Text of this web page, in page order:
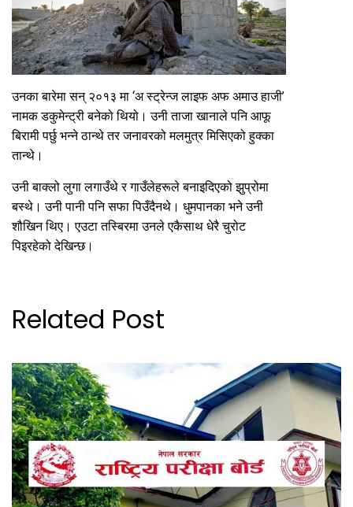
उनका बारेमा सन् २०१३ मा ‘अ स्ट्रेन्ज लाइफ अफ अमाउ हाजी’
नामक डकुमेन्ट्री बनेको थियो। उनी ताजा खानाले पनि आफू
बिरामी पर्छु भन्ने ठान्थे तर जनावरको मलमुत्र मिसिएको हुक्का
तान्थे।
उनी बाक्लो लुगा लगाउँथे र गाउँलेहरूले बनाइदिएको झुप्रोमा
बस्थे। उनी पानी पनि सफा पिउँदैनथे। धुमपानका भने उनी
शौखिन थिए। एउटा तस्बिरमा उनले एकैसाथ धेरै चुरोट
पिइरहेको देखिन्छ।
Related Post